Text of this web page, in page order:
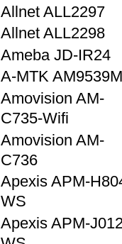
Allnet ALL2297
Allnet ALL2298
Ameba JD-IR24
A-MTK AM9539M
Amovision AM-
C735-Wifi
Amovision AM-
C736
Apexis APM-
WS
Apexis APM-